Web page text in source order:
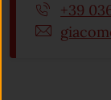
+39